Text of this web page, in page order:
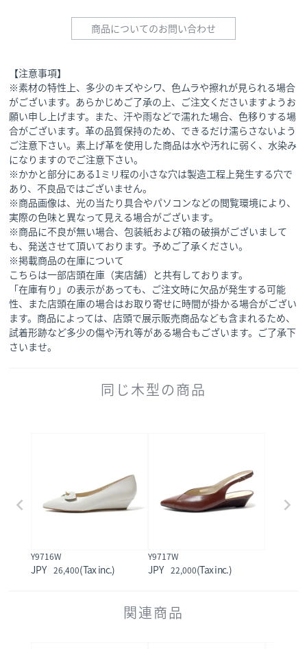
商品についてのお問い合わせ
【注意事項】
※素材の特性上、多少のキズやシワ、色ムラや擦れが見られる場合
がございます。あらかじめご了承の上、ご注文くださいますようお
願い申し上げます。また、汗や雨などで濡れた場合、色移りする場
合がございます。革の品質保持のため、できるだけ濡らさないよう
ご注意下さい。素上げ革を使用した商品は水や汚れに弱く、水染み
になりますのでご注意下さい。
※かかと部分にある1ミリ程の小さな穴は製造工程上発生する穴で
あり、不良品ではございません。
※商品画像は、光の当たり具合やパソコンなどの閲覧環境により、
実際の色味と異なって見える場合がございます。
※商品に不良が無い場合、包装紙および箱の破損がございまして
も、発送させて頂いております。予めご了承ください。
※掲載商品の在庫について
こちらは一部店頭在庫（実店舗）と共有しております。
「在庫有り」の表示があっても、ご注文時に欠品が発生する可能
性、また店頭在庫の場合はお取り寄せに時間が掛かる場合がござい
ます。商品によっては、店頭で展示販売商品なども含まれるため、
試着形跡など多少の傷や汚れ等がある場合もございます。ご了承下
さいませ。
同じ木型の商品
Y9716W
26,400
Y9717W
22,000
関連商品